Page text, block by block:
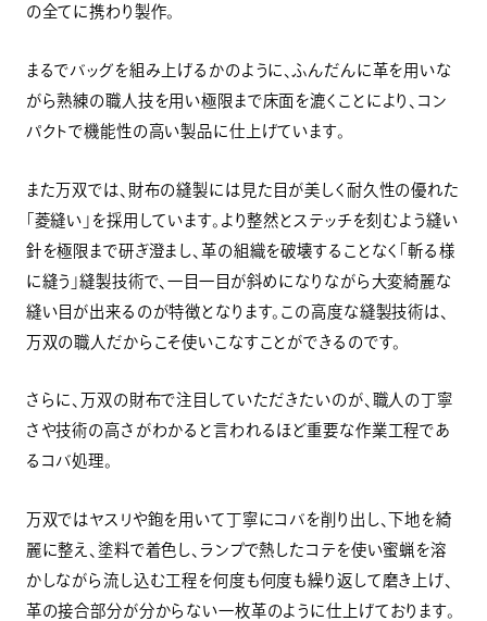
の全てに携わり製作。
まるでバッグを組み上げるかのように、ふんだんに革を用いな
がら熟練の職人技を用い極限まで床面を漉くことにより、コン
パクトで機能性の高い製品に仕上げています。
また万双では、財布の縫製には見た目が美しく耐久性の優れた
「菱縫い」を採用しています。より整然とステッチを刻むよう縫い
針を極限まで研ぎ澄まし、革の組織を破壊することなく「斬る様
に縫う」縫製技術で、一目一目が斜めになりながら大変綺麗な
縫い目が出来るのが特徴となります。この高度な縫製技術は、
万双の職人だからこそ使いこなすことができるのです。
さらに、万双の財布で注目していただきたいのが、職人の丁寧
さや技術の高さがわかると言われるほど重要な作業工程であ
るコバ処理。
万双ではヤスリや鉋を用いて丁寧にコバを削り出し、下地を綺
麗に整え、塗料で着色し、ランプで熱したコテを使い蜜蝋を溶
かしながら流し込む工程を何度も何度も繰り返して磨き上げ、
革の接合部分が分からない一枚革のように仕上げております。